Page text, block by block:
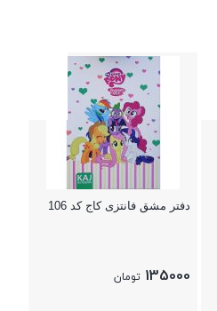
دفتر مشق فانتزی کاج کد 106
135000 تومان